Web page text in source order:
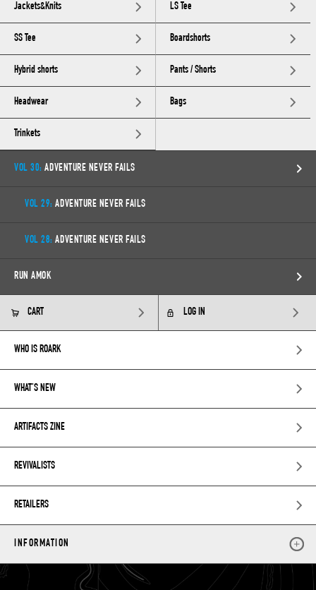
Jackets&Knits LS Tee
SS Tee Boardshorts
Hybrid shorts Pants / Shorts
Headwear Bags
Trinkets
VOL 30: ADVENTURE NEVER FAILS
VOL 29: ADVENTURE NEVER FAILS
VOL 28: ADVENTURE NEVER FAILS
RUN AMOK
CART LOG IN
WHO IS ROARK
WHAT’S NEW
ARTIFACTS ZINE
REVIVALISTS
RETAILERS
INFORMATION